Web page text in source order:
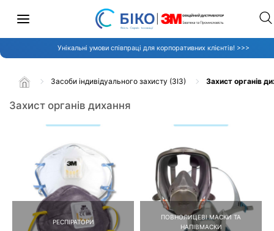
Унікальні умови співпраці для корпоративних клієнтів! >>>
Засоби індивідуального захисту (ЗІЗ) Захист органів
Захист органів дихання
РЕСПІРАТОРИ
ПОВНОЛИЦЕВІ МАСКИ ТА
НАПІВМАСКИ